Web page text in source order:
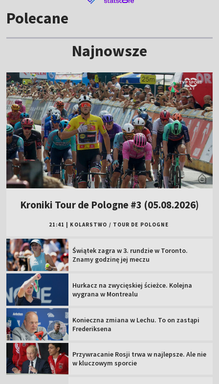
Polecane
Najnowsze
Kroniki Tour de Pologne #3 (05.08.2026)
21:41 KOLARSTWO / TOUR DE POLOGNE
Świątek zagra w 3. rundzie w Toronto.
Znamy godzinę jej meczu
Hurkacz na zwycięskiej ścieżce. Kolejna
wygrana w Montrealu
Konieczna zmiana w Lechu. To on zastąpi
Frederiksena
Przywracanie Rosji trwa w najlepsze. Ale nie
w kluczowym sporcie